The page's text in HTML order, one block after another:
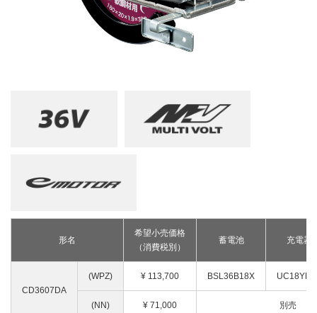
ブロワ
その他
リチウムイオン電池互換一覧
FAQ（よくあるご質問）
形名
希望小売価格
（消費税別）
蓄電池 充電器
CD3607DA
(WPZ) ¥ 113,700 BSL36B18X
(NN) ¥ 71,000 別売